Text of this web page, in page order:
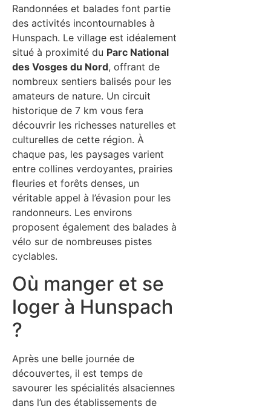
Randonnées et balades font partie
des activités incontournables à
Hunspach. Le village est idéalement
situé à proximité du Parc National
des Vosges du Nord, offrant de
nombreux sentiers balisés pour les
amateurs de nature. Un circuit
historique de 7 km vous fera
découvrir les richesses naturelles et
culturelles de cette région. À
chaque pas, les paysages varient
entre collines verdoyantes, prairies
fleuries et forêts denses, un
véritable appel à l’évasion pour les
randonneurs. Les environs
proposent également des balades à
vélo sur de nombreuses pistes
cyclables.
Où manger et se
loger à Hunspach
?
Après une belle journée de
découvertes, il est temps de
savourer les spécialités alsaciennes
dans l’un des établissements de